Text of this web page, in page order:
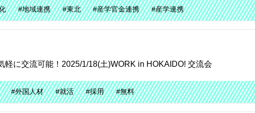
#地域連携 #東北 #産学官金連携 #産学連携
交流可能！2025/1/18(土)WORK in HOKAIDO! 交流会
#外国人材 #就活 #採用 #無料